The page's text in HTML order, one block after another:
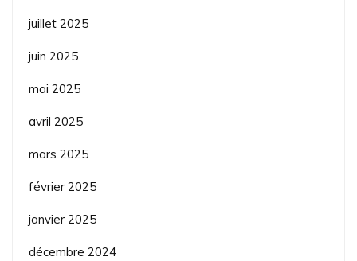
juillet 2025
juin 2025
mai 2025
avril 2025
mars 2025
février 2025
janvier 2025
décembre 2024